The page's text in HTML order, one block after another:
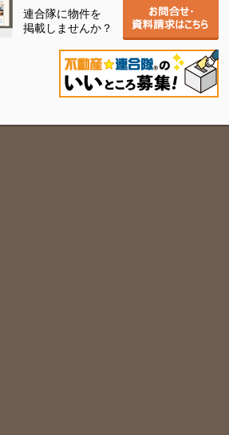
連合隊に物件を
掲載しませんか？